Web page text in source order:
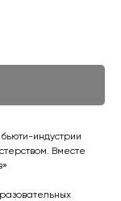
индустрии
Вместе